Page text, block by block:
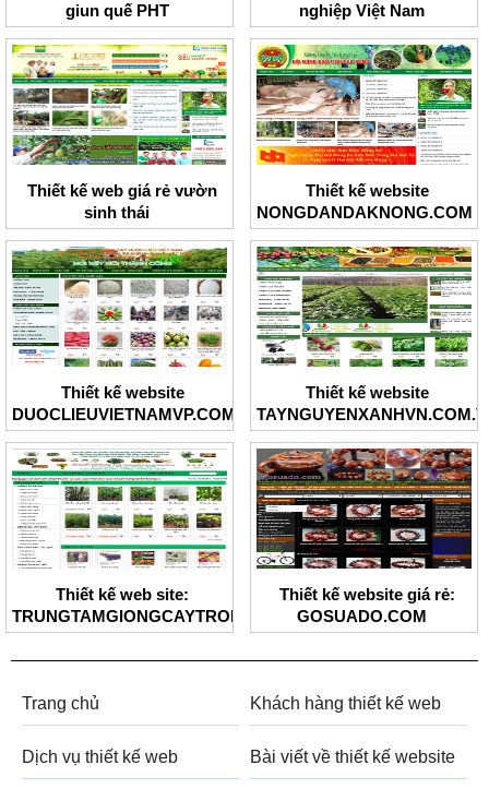
giun quế PHT
nghiệp Việt Nam
Thiết kế web giá rẻ vườn
sinh thái
Thiết kế website
NONGDANDAKNONG.COM
Thiết kế website
DUOCLIEUVIETNAMVP.COM
Thiết kế website
Thiết kế web site:
TRUNGTAMGIONGCAYTRONG.COM
Thiết kế website giá rẻ:
GOSUADO.COM
Trang chủ Khách hàng thiết kế web
Dịch vụ thiết kế web Bài viết về thiết kế website